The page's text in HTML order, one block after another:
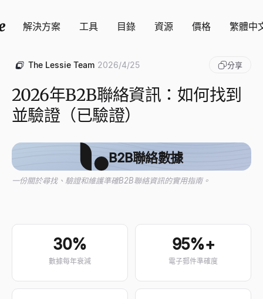
解決方案 工具 目錄 資源 價格 繁體中
The Lessie Team 2026/4/25 分享
2026年B2B聯絡資訊：如何找到
並驗證（已驗證）
B2B聯絡數據
一份關於尋找、驗證和維護準確B2B聯絡資訊的實用指南。
30%
數據每年衰減
95%+
電子郵件準確度